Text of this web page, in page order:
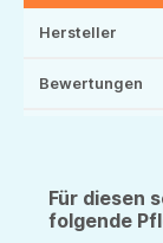
Hersteller
Bewertungen
Für diesen
folgende